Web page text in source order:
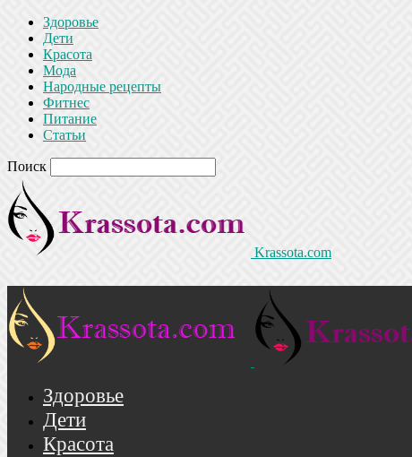
Здоровье
Дети
Красота
Мода
Народные рецепты
Фитнес
Питание
Статьи
Поиск
Krassota.com
Здоровье
Дети
Красота